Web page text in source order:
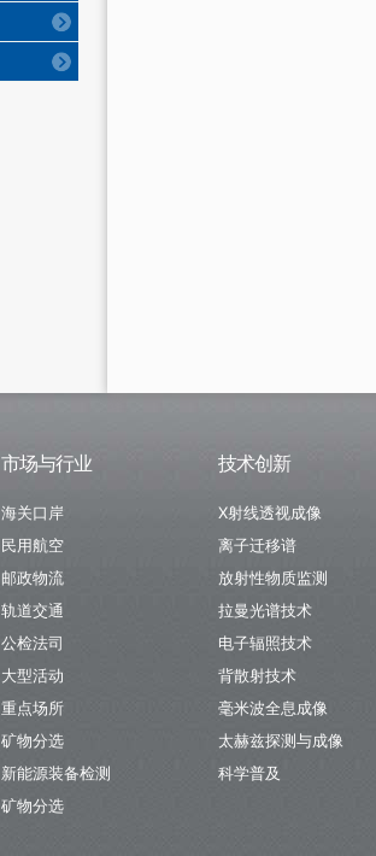
市场与行业
海关口岸
民用航空
邮政物流
轨道交通
公检法司
大型活动
重点场所
矿物分选
新能源装备检测
矿物分选
技术创新
X射线透视成像
离子迁移谱
放射性物质监测
拉曼光谱技术
电子辐照技术
背散射技术
毫米波全息成像
太赫兹探测与成像
科学普及